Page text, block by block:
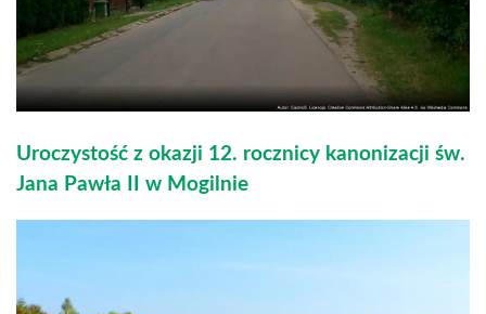
Uroczystość z okazji 12. rocznicy kanonizacji św.
Jana Pawła II w Mogilnie